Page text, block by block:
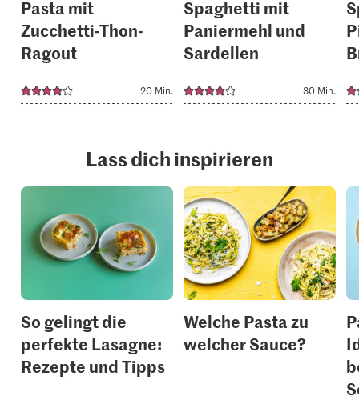
Pasta mit
Zucchetti-Thon-
Ragout
20 Min.
Spaghetti mit
Paniermehl und
Sardellen
30 Min.
Lass dich inspirieren
So gelingt die
perfekte Lasagne:
Rezepte und Tipps
Welche Pasta zu
welcher Sauce?